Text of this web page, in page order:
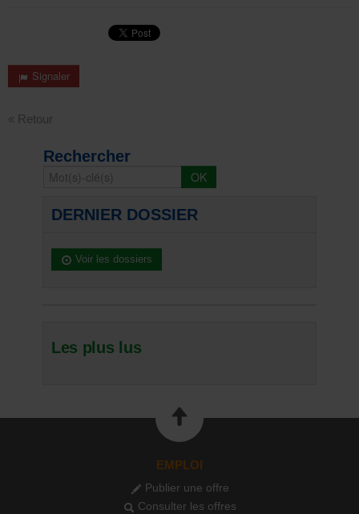
Signaler
« Retour
Rechercher
DERNIER DOSSIER
Voir les dossiers
Les plus lus
EMPLOI
Publier une offre
Consulter les offres